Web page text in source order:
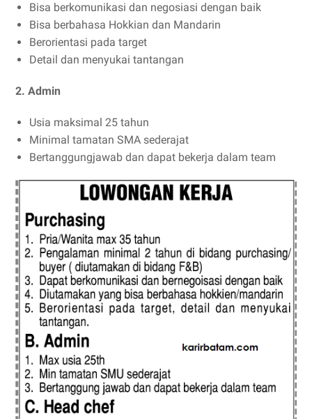
Bisa berkomunikasi dan negosiasi dengan baik
Bisa berbahasa Hokkian dan Mandarin
Berorientasi pada target
Detail dan menyukai tantangan
2. Admin
Usia maksimal 25 tahun
Minimal tamatan SMA sederajat
Bertanggungjawab dan dapat bekerja dalam team